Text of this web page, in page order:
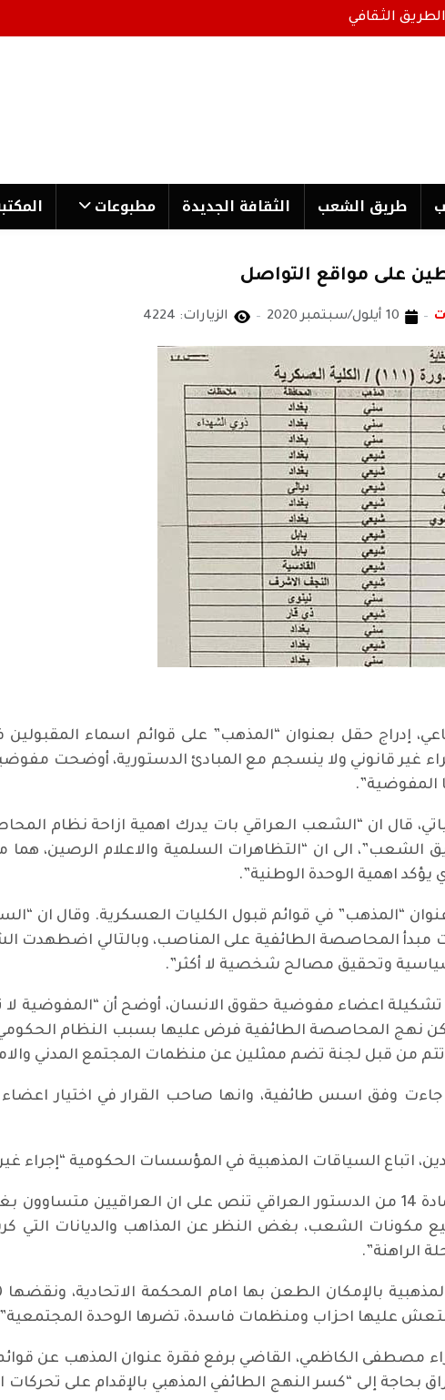
الطريق الثقافي
طریق الشعب الثقافة الجدیدة مطبوعات
على مواقع التواصل
10 أيلول/سبتمبر 2020 الزيارات: 4224
إدراج حقل بعنوان “المذهب” على قوائم اسماء المقبولين
غير قانوني ولا ينسجم مع المبادئ الدستورية، أوضحت
المفوضية”.
قال ان “الشعب العراقي بات يدرك اهمية ازاحة نظام
الشعب”، الى ان “التظاهرات السلمية والاعلام الرصين،
اهمية الوحدة الوطنية”.
عنوان “المذهب” في قوائم قبول الكليات العسكرية. وقال
وخلقت مبدأ المحاصصة الطائفية على المناصب، وبالتالي
وتحقيق مصالح شخصية لا أكثر”.
تشكيلة اعضاء مفوضية حقوق الانسان، أوضح أن “المفوضية لا
نهج المحاصصة الطائفية فرض عليها بسبب النظام الحكومي
تتم من قبل لجنة تضم ممثلين عن منظمات المجتمع المدني
جاءت وفق اسس طائفية، وانها صاحب القرار في اختيار اعضاء
اتباع السياقات المذهبية في المؤسسات الحكومية “إجراء
وقال في حديث لـ”طريق الشعب”، ان “المادة 14 من الدستور العراقي تنص على ان
مكونات الشعب، بغض النظر عن المذاهب والديانات التي
الراهنة”.
تنتعش عليها احزاب ومنظمات فاسدة، تضرها الوحدة
مصطفى الكاظمي، القاضي برفع فقرة عنوان المذهب عن
بحاجة إلى “كسر النهج الطائفي المذهبي بالإقدام على